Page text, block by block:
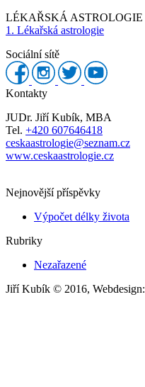
LÉKAŘSKÁ ASTROLOGIE
1. Lékařská astrologie
Sociální sítě
Kontakty
JUDr. Jiří Kubík, MBA
Tel. +420 607646418
ceskaastrologie@seznam.cz
www.ceskaastrologie.cz
Nejnovější příspěvky
Výpočet délky života
Rubriky
Nezařazené
Jiří Kubík © 2016, Webdesign: